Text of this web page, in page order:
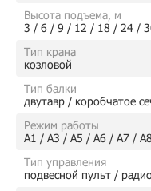
Высота подъема, м
3 / 6 / 9 / 12 / 18 / 24 /
Тип крана
козловой
Тип балки
двутавр / коробчатое
Режим работы
А1 / А3 / А5 / А6 / А7 / А8
Тип управления
подвесной пульт /